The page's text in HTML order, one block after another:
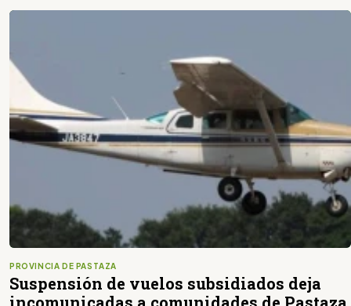
PROVINCIA DE PASTAZA
Suspensión de vuelos subsidiados deja
incomunicadas a comunidades de Pastaza